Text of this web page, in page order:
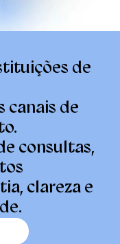
de
canais de
consultas,
clareza e